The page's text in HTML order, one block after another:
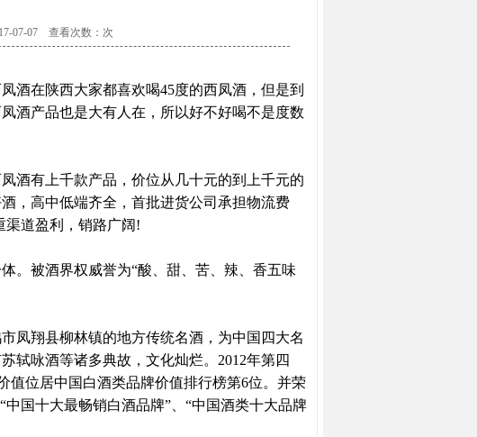
07-07 查看次数： 次
酒在陕西大家都喜欢喝45度的西凤酒，但是到
酒产品也是大有人在，所以好不好喝不是度数
酒有上千款产品，价位从几十元的到上千元的
，高中低端齐全，首批进货公司承担物流费
渠道盈利，销路广阔!
。被酒界权威誉为“酸、甜、苦、辣、香五味
凤翔县柳林镇的地方传统名酒，为中国四大名
轼咏酒等诸多典故，文化灿烂。2012年第四
值位居中国白酒类品牌价值排行榜第6位。并荣
国十大最畅销白酒品牌”、“中国酒类十大品牌